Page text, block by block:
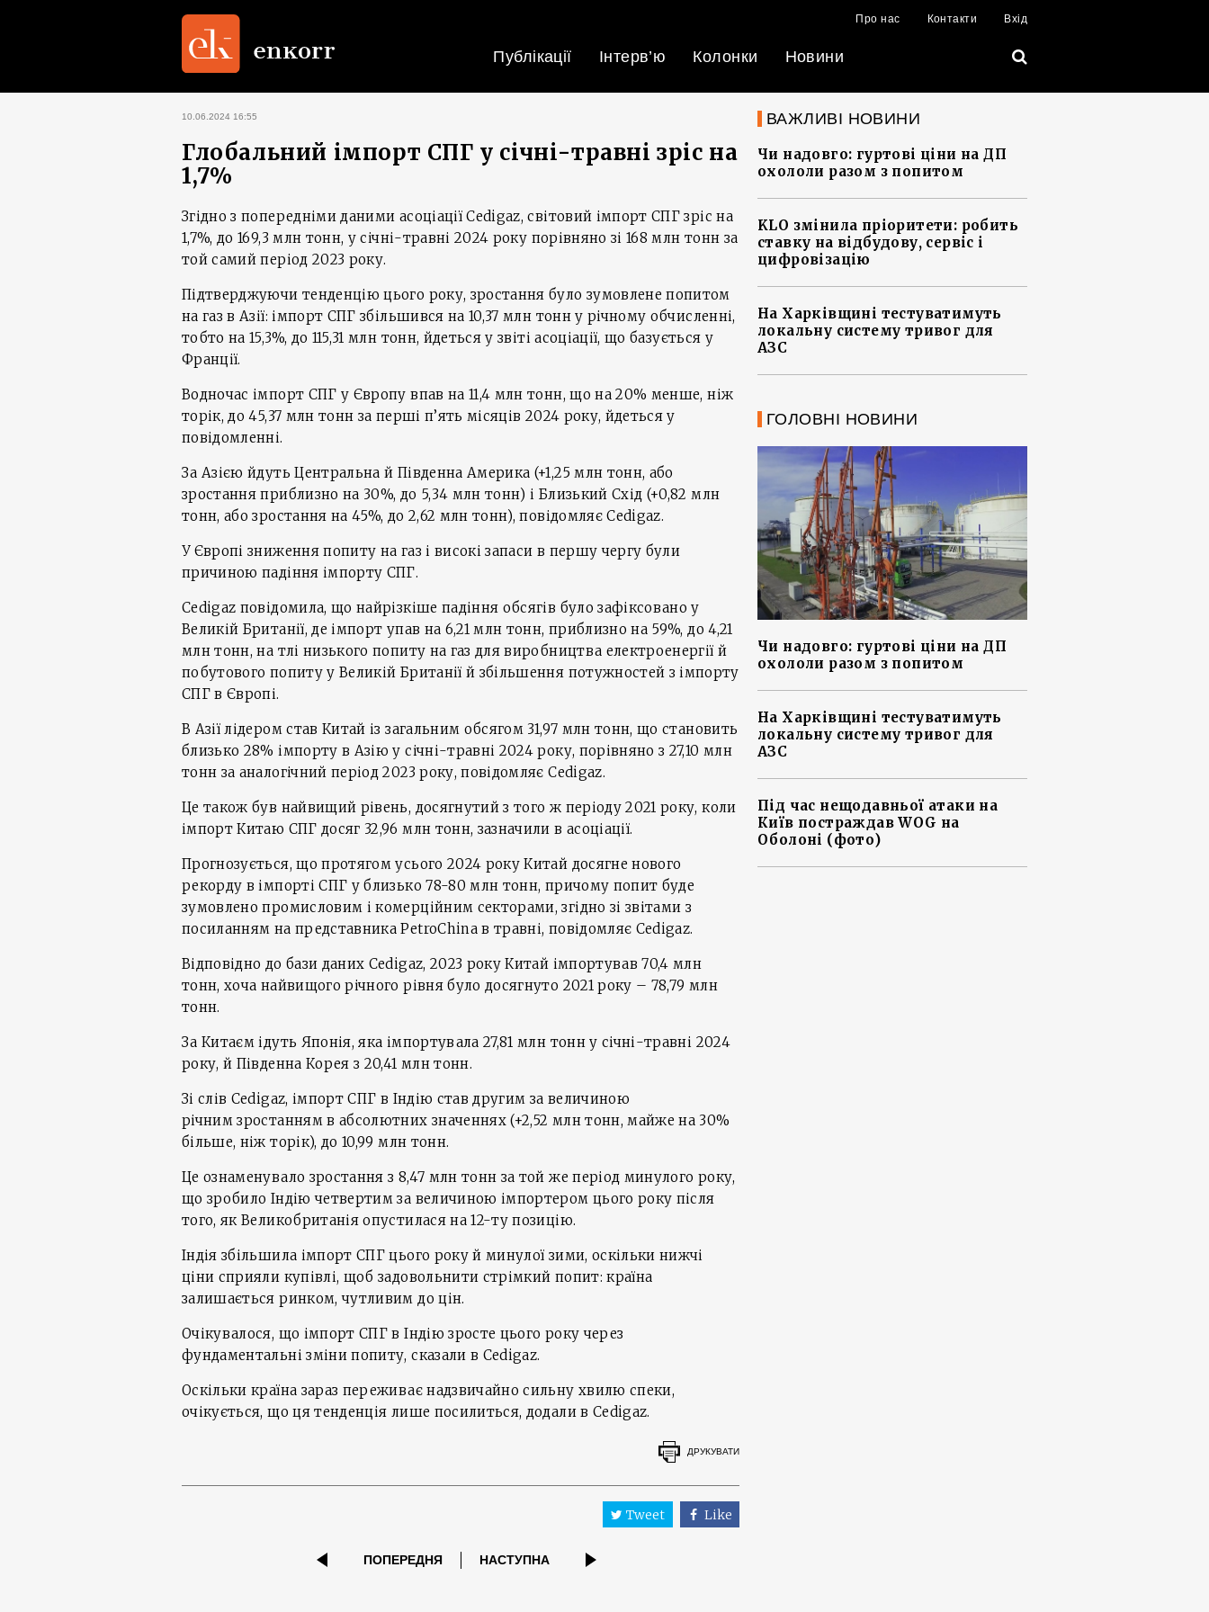
Про нас Контакти Вхід
Публікації Інтерв’ю Колонки Новини
10.06.2024 16:55
Глобальний імпорт СПГ у січні-травні зріс на
1,7%
Згідно з попередніми даними асоціації Cedigaz, світовий імпорт СПГ зріс на
1,7%, до 169,3 млн тонн, у січні-травні 2024 року порівняно зі 168 млн тонн за
той самий період 2023 року.
Підтверджуючи тенденцію цього року, зростання було зумовлене попитом
на газ в Азії: імпорт СПГ збільшився на 10,37 млн тонн у річному обчисленні,
тобто на 15,3%, до 115,31 млн тонн, йдеться у звіті асоціації, що базується у
Франції.
Водночас імпорт СПГ у Європу впав на 11,4 млн тонн, що на 20% менше, ніж
торік, до 45,37 млн тонн за перші п’ять місяців 2024 року, йдеться у
повідомленні.
За Азією йдуть Центральна й Південна Америка (+1,25 млн тонн, або
зростання приблизно на 30%, до 5,34 млн тонн) і Близький Схід (+0,82 млн
тонн, або зростання на 45%, до 2,62 млн тонн), повідомляє Cedigaz.
У Європі зниження попиту на газ і високі запаси в першу чергу були
причиною падіння імпорту СПГ.
Cedigaz повідомила, що найрізкіше падіння обсягів було зафіксовано у
Великій Британії, де імпорт упав на 6,21 млн тонн, приблизно на 59%, до 4,21
млн тонн, на тлі низького попиту на газ для виробництва електроенергії й
побутового попиту у Великій Британії й збільшення потужностей з імпорту
СПГ в Європі.
В Азії лідером став Китай із загальним обсягом 31,97 млн тонн, що становить
близько 28% імпорту в Азію у січні-травні 2024 року, порівняно з 27,10 млн
тонн за аналогічний період 2023 року, повідомляє Cedigaz.
Це також був найвищий рівень, досягнутий з того ж періоду 2021 року, коли
імпорт Китаю СПГ досяг 32,96 млн тонн, зазначили в асоціації.
Прогнозується, що протягом усього 2024 року Китай досягне нового
рекорду в імпорті СПГ у близько 78-80 млн тонн, причому попит буде
зумовлено промисловим і комерційним секторами, згідно зі звітами з
посиланням на представника PetroChina в травні, повідомляє Cedigaz.
Відповідно до бази даних Cedigaz, 2023 року Китай імпортував 70,4 млн
тонн, хоча найвищого річного рівня було досягнуто 2021 року – 78,79 млн
тонн.
За Китаєм ідуть Японія, яка імпортувала 27,81 млн тонн у січні-травні 2024
року, й Південна Корея з 20,41 млн тонн.
Зі слів Cedigaz, імпорт СПГ в Індію став другим за величиною
річним зростанням в абсолютних значеннях (+2,52 млн тонн, майже на 30%
більше, ніж торік), до 10,99 млн тонн.
Це ознаменувало зростання з 8,47 млн тонн за той же період минулого року,
що зробило Індію четвертим за величиною імпортером цього року після
того, як Великобританія опустилася на 12-ту позицію.
Індія збільшила імпорт СПГ цього року й минулої зими, оскільки нижчі
ціни сприяли купівлі, щоб задовольнити стрімкий попит: країна
залишається ринком, чутливим до цін.
Очікувалося, що імпорт СПГ в Індію зросте цього року через
фундаментальні зміни попиту, сказали в Cedigaz.
Оскільки країна зараз переживає надзвичайно сильну хвилю спеки,
очікується, що ця тенденція лише посилиться, додали в Cedigaz.
ДРУКУВАТИ
Tweet Like
ПОПЕРЕДНЯ НАСТУПНА
ВАЖЛИВІ НОВИНИ
Чи надовго: гуртові ціни на ДП
охололи разом з попитом
KLO змінила пріоритети: робить
ставку на відбудову, сервіс і
цифровізацію
На Харківщині тестуватимуть
локальну систему тривог для
АЗС
ГОЛОВНІ НОВИНИ
Чи надовго: гуртові ціни на ДП
охололи разом з попитом
На Харківщині тестуватимуть
локальну систему тривог для
АЗС
Під час нещодавньої атаки на
Київ постраждав WOG на
Оболоні (фото)